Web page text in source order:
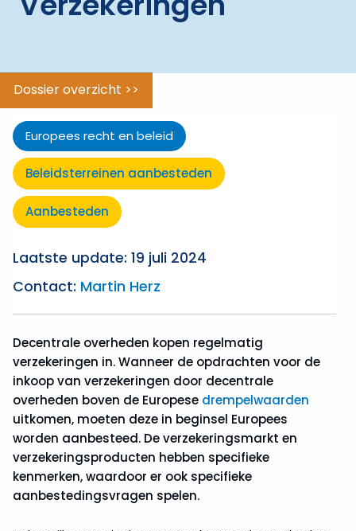
tot
aanbesteden
Beleidsterreinen
menu
Uitzonderingen
menu
Dossier overzicht >>
Europees recht en beleid
Beleidsterreinen aanbesteden
Aanbesteden
Laatste update: 19 juli 2024
Contact: Martin Herz
Decentrale overheden kopen regelmatig
verzekeringen in. Wanneer de opdrachten voor de
inkoop van verzekeringen door decentrale
overheden boven de Europese drempelwaarden
uitkomen, moeten deze in beginsel Europees
worden aanbesteed. De verzekeringsmarkt en
verzekeringsproducten hebben specifieke
kenmerken, waardoor er ook specifieke
aanbestedingsvragen spelen.